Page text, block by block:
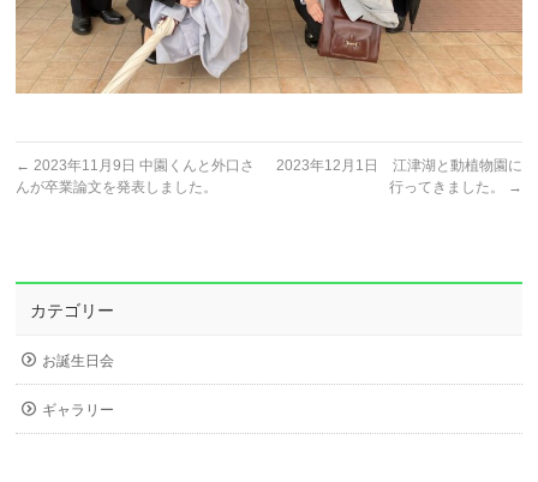
← 2023年11月9日 中園くんと外口さ
んが卒業論文を発表しました。
2023年12月1日 江津湖と動植物園に
行ってきました。
→
カテゴリー
お誕生日会
ギャラリー